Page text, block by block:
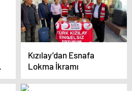
Kızılay’dan Esnafa
Lokma İkramı